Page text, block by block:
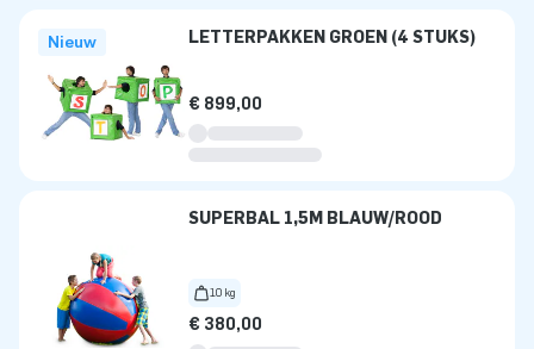
Nieuw LETTERPAKKEN GROEN (4 STUKS)
€ 899,00
SUPERBAL 1,5M BLAUW/ROOD
10 kg
€ 380,00